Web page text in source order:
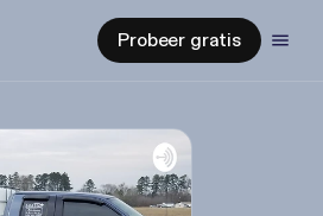
Probeer gratis